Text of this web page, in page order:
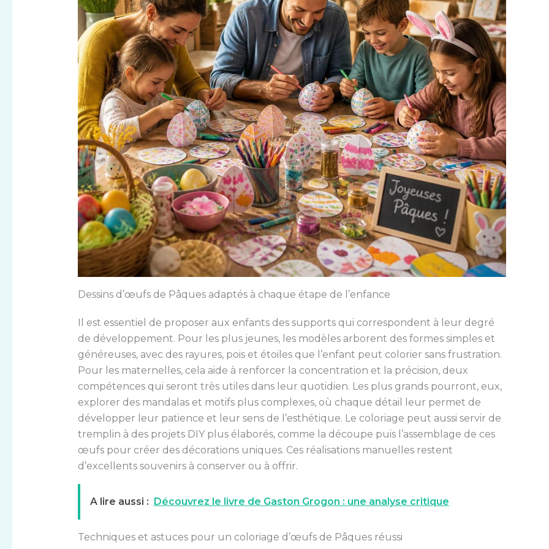
Dessins d’œufs de Pâques adaptés à chaque étape de l’enfance
Il est essentiel de proposer aux enfants des supports qui correspondent à leur degré
de développement. Pour les plus jeunes, les modèles arborent des formes simples et
généreuses, avec des rayures, pois et étoiles que l’enfant peut colorier sans frustration.
Pour les maternelles, cela aide à renforcer la concentration et la précision, deux
compétences qui seront très utiles dans leur quotidien. Les plus grands pourront, eux,
explorer des mandalas et motifs plus complexes, où chaque détail leur permet de
développer leur patience et leur sens de l’esthétique. Le coloriage peut aussi servir de
tremplin à des projets DIY plus élaborés, comme la découpe puis l’assemblage de ces
œufs pour créer des décorations uniques. Ces réalisations manuelles restent
d’excellents souvenirs à conserver ou à offrir.
A lire aussi : Découvrez le livre de Gaston Grogon : une analyse critique
Techniques et astuces pour un coloriage d’œufs de Pâques réussi